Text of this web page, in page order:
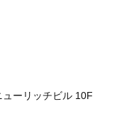
ーリッチビル 10F